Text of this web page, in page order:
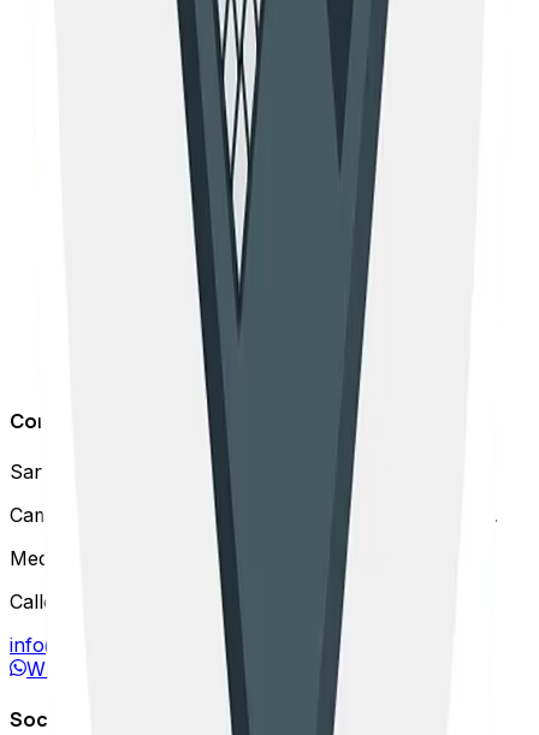
Cómo detectar URLs no indexadas con
Screaming Frog y la API de Google Search
Una de las situaciones más frustrantes en SEO es tener
URLs importantes en tu sitio web que Google
Sebastián Restrepo
4 de marzo de 2026
Contacto
Santiago
Camino El Alba 9500 Of. B013, Las Condes, Santiago.
Medellín
Calle 6B Sur #37-51, El Poblado, Medellín.
info@agenciaseology.com
WhatsApp
Social